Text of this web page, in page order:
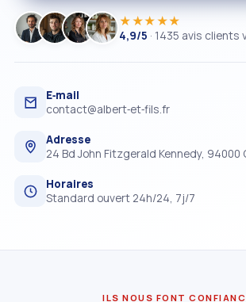
★★★★★
4,9/5 · 1435 avis clients
E‑mail
contact@albert‑et‑fils.fr
Adresse
24 Bd John Fitzgerald Kennedy, 94000
Horaires
Standard ouvert 24h/24, 7j/7
ILS NOUS FONT